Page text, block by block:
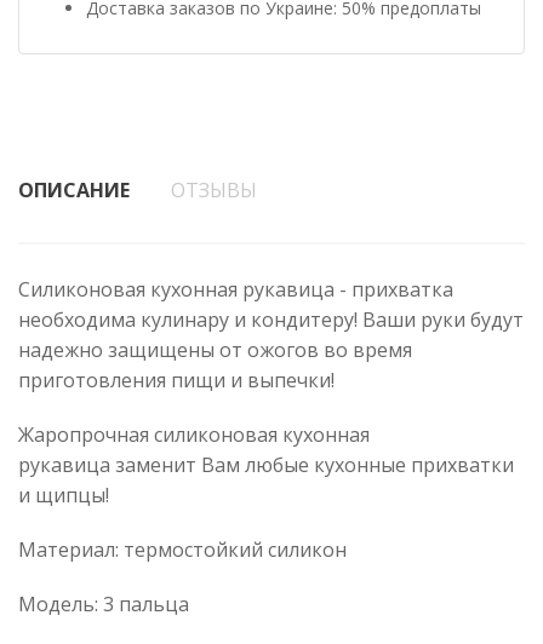
Доставка заказов по Украине: 50% предоплаты
ОПИСАНИЕ ОТЗЫВЫ
Силиконовая кухонная рукавица - прихватка
необходима кулинару и кондитеру! Ваши руки будут
надежно защищены от ожогов во время
приготовления пищи и выпечки!
Жаропрочная силиконовая кухонная
рукавица заменит Вам любые кухонные прихватки
и щипцы!
Материал: термостойкий силикон
Модель: 3 пальца